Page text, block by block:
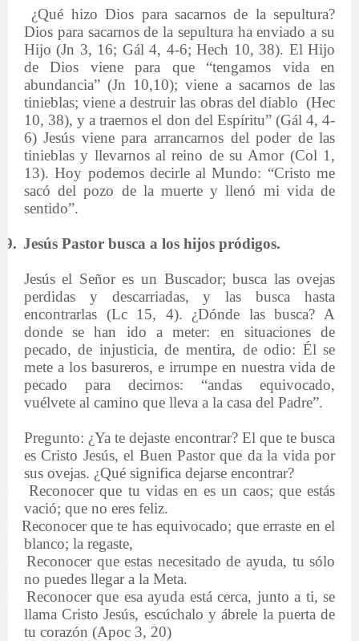
¿Qué hizo Dios para sacarnos de la sepultura?
Dios para sacarnos de la sepultura ha enviado a su
Hijo (Jn 3, 16; Gál 4, 4-6; Hech 10, 38). El Hijo
de Dios viene para que “tengamos vida en
abundancia” (Jn 10,10); viene a sacarnos de las
tinieblas; viene a destruir las obras del diablo (Hec
10, 38), y a traernos el don del Espíritu” (Gál 4, 4-
6) Jesús viene para arrancarnos del poder de las
tinieblas y llevarnos al reino de su Amor (Col 1,
13). Hoy podemos decirle al Mundo: “Cristo me
sacó del pozo de la muerte y llenó mi vida de
sentido”.
9. Jesús Pastor busca a los hijos pródigos.
Jesús el Señor es un Buscador; busca las ovejas
perdidas y descarriadas, y las busca hasta
encontrarlas (Lc 15, 4). ¿Dónde las busca? A
donde se han ido a meter: en situaciones de
pecado, de injusticia, de mentira, de odio: Él se
mete a los basureros, e irrumpe en nuestra vida de
pecado para decirnos: “andas equivocado,
vuélvete al camino que lleva a la casa del Padre”.
Pregunto: ¿Ya te dejaste encontrar? El que te busca
es Cristo Jesús, el Buen Pastor que da la vida por
sus ovejas. ¿Qué significa dejarse encontrar?
Reconocer que tu vidas en es un caos; que estás
vació; que no eres feliz.
Reconocer que te has equivocado; que erraste en el
blanco; la regaste,
Reconocer que estas necesitado de ayuda, tu sólo
no puedes llegar a la Meta.
Reconocer que esa ayuda está cerca, junto a ti, se
llama Cristo Jesús, escúchalo y ábrele la puerta de
tu corazón (Apoc 3, 20)